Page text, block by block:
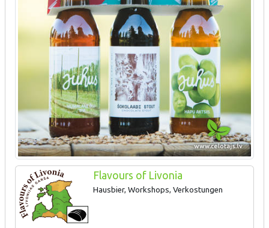
Flavours of Livonia
Hausbier, Workshops, Verkostungen